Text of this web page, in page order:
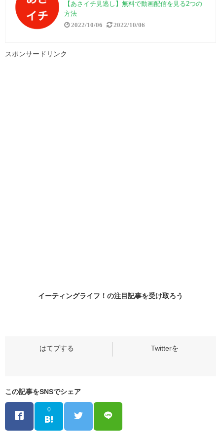
【あさイチ見逃し】無料で動画配信を見る2つの
方法
2022/10/06 2022/10/06
スポンサードリンク
イーティングライフ！の注目記事を受け取ろう
この記事をSNSでシェア
0